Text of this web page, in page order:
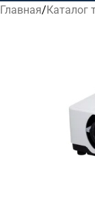
Главная Каталог